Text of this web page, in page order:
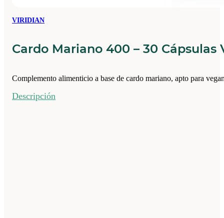
VIRIDIAN
Cardo Mariano 400 – 30 Cápsulas
Complemento alimenticio a base de cardo mariano, apto para
Descripción